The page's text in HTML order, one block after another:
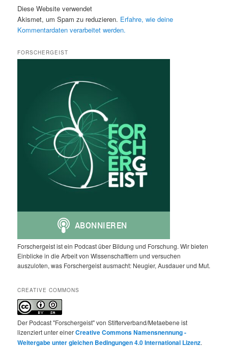
Diese Website verwendet
Akismet, um Spam zu reduzieren. Erfahre, wie deine
Kommentardaten verarbeitet werden.
FORSCHERGEIST
Forschergeist ist ein Podcast über Bildung und Forschung. Wir bieten
Einblicke in die Arbeit von Wissenschaftlern und versuchen
auszuloten, was Forschergeist ausmacht: Neugier, Ausdauer und Mut.
CREATIVE COMMONS
Der Podcast "Forschergeist" von Stifterverband/Metaebene ist
lizenziert unter einerCreative Commons Namensnennung -
Weitergabe unter gleichen Bedingungen 4.0 International Lizenz.